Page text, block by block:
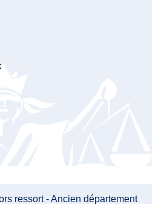
ressort - Ancien département